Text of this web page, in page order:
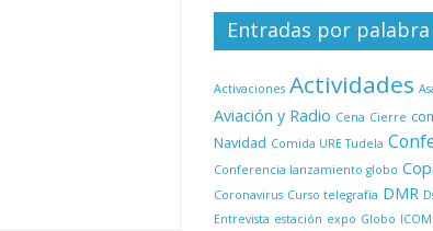
Entradas por palabra
Activaciones Actividades
Aviación y Radio Cena Cierre
Navidad Comida URE Tudela
Conferencia lanzamiento globo
Coronavirus Curso telegrafía DMR
Entrevista estación expo Globo